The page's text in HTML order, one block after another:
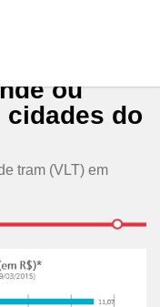
ou
cidades do
tram (VLT) em